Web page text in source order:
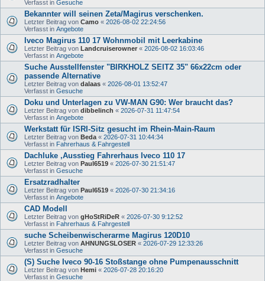
Verfasst in Gesuche
Bekannter will seinen Zeta/Magirus verschenken.
Letzter Beitrag von Camo « 2026-08-02 22:24:56
Verfasst in Angebote
Iveco Magirus 110 17 Wohnmobil mit Leerkabine
Letzter Beitrag von Landcruiserowner « 2026-08-02 16:03:46
Verfasst in Angebote
Suche Ausstellfenster "BIRKHOLZ SEITZ 35" 66x22cm oder
passende Alternative
Letzter Beitrag von dalaas « 2026-08-01 13:52:47
Verfasst in Gesuche
Doku und Unterlagen zu VW-MAN G90: Wer braucht das?
Letzter Beitrag von dibbelinch « 2026-07-31 11:47:54
Verfasst in Angebote
Werkstatt für ISRI-Sitz gesucht im Rhein-Main-Raum
Letzter Beitrag von Beda « 2026-07-31 10:44:34
Verfasst in Fahrerhaus & Fahrgestell
Dachluke ,Ausstieg Fahrerhaus Iveco 110 17
Letzter Beitrag von Paul6519 « 2026-07-30 21:51:47
Verfasst in Gesuche
Ersatzradhalter
Letzter Beitrag von Paul6519 « 2026-07-30 21:34:16
Verfasst in Angebote
CAD Modell
Letzter Beitrag von gHoStRiDeR « 2026-07-30 9:12:52
Verfasst in Fahrerhaus & Fahrgestell
suche Scheibenwischerarme Magirus 120D10
Letzter Beitrag von AHNUNGSLOSER « 2026-07-29 12:33:26
Verfasst in Gesuche
(S) Suche Iveco 90-16 Stoßstange ohne Pumpenausschnitt
Letzter Beitrag von Hemi « 2026-07-28 20:16:20
Verfasst in Gesuche